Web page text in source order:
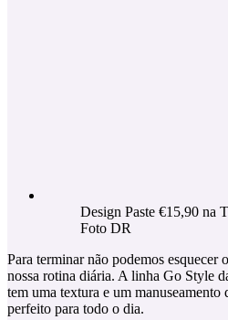
Design Paste €15,90 na
Foto DR
Para terminar não podemos esquecer
nossa rotina diária. A linha Go Style
tem uma textura e um
perfeito para todo o dia.